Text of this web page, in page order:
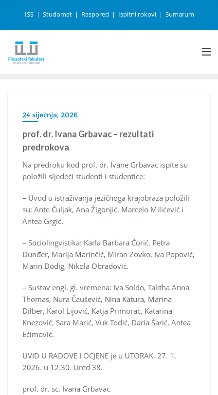
ISS Studomat Raspored Ispitni rokovi Sumarum
24 siječnja, 2026
prof. dr. Ivana Grbavac – rezultati
predrokova
Na predroku kod prof. dr. Ivane Grbavac ispite su
položili sljedeći studenti i studentice:
– Uvod u istraživanja jezičnoga krajobraza položili
su: Ante Čuljak, Ana Žigonjić, Marcelo Milićević i
Antea Grgić.
– Sociolingvistika: Karla Barbara Čorić, Petra
Dunđer, Marija Marinčić, Miran Zovko, Iva Popović,
Marin Dodig, Nikola Obradović.
– Sustav engl. gl. vremena: Iva Soldo, Talitha Anna
Thomas, Nura Čaušević, Nina Katura, Marina
Dilber, Karol Lijović, Katja Primorac, Katarina
Knezović, Sara Marić, Vuk Todić, Daria Šarić, Antea
Ećimović.
UVID U RADOVE I OCJENE je u UTORAK, 27. 1.
2026. u 12.30. Ured 38.
prof. dr. sc. Ivana Grbavac